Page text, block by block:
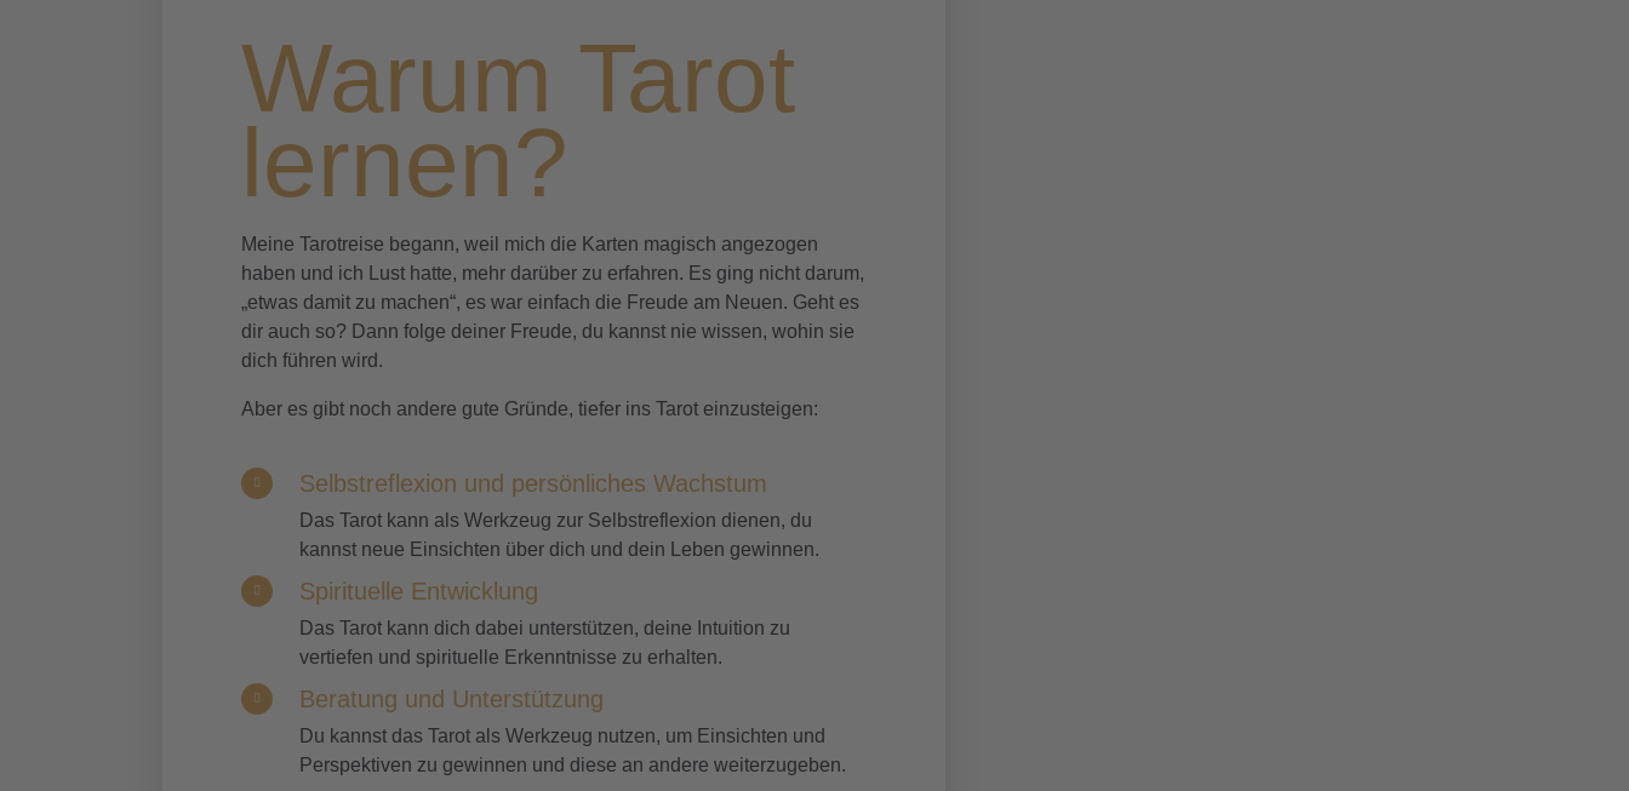
Warum Tarot
lernen?
Meine Tarotreise begann, weil mich die Karten magisch angezogen
haben und ich Lust hatte, mehr darüber zu erfahren. Es ging nicht darum,
„etwas damit zu machen“, es war einfach die Freude am Neuen. Geht es
dir auch so? Dann folge deiner Freude, du kannst nie wissen, wohin sie
dich führen wird.
Aber es gibt noch andere gute Gründe, tiefer ins Tarot einzusteigen:
Selbstreflexion und persönliches Wachstum
Das Tarot kann als Werkzeug zur Selbstreflexion dienen, du
kannst neue Einsichten über dich und dein Leben gewinnen.
Spirituelle Entwicklung
Das Tarot kann dich dabei unterstützen, deine Intuition zu
vertiefen und spirituelle Erkenntnisse zu erhalten.
Beratung und Unterstützung
Du kannst das Tarot als Werkzeug nutzen, um Einsichten und
Perspektiven zu gewinnen und diese an andere weiterzugeben.